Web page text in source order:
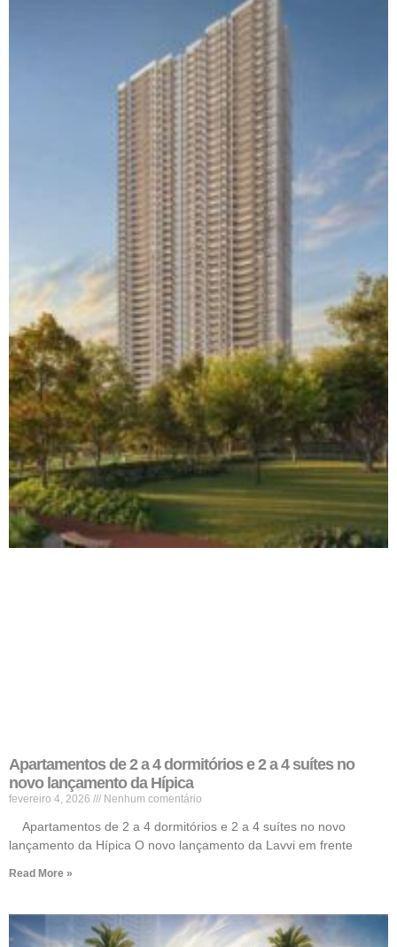
Apartamentos de 2 a 4 dormitórios e 2 a 4 suítes no
novo lançamento da Hípica
fevereiro 4, 2026 Nenhum comentário
Apartamentos de 2 a 4 dormitórios e 2 a 4 suítes no novo
lançamento da Hípica O novo lançamento da Lavvi em frente
Read More »